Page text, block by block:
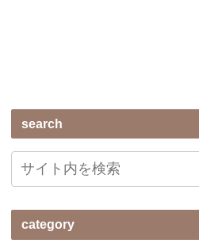
search
category